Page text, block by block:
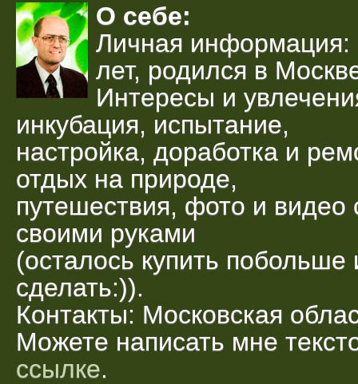
О себе:
Личная информация:
лет, родился в
Интересы и
инкубация, испытание,
настройка, доработка и
отдых на природе,
путешествия, фото и
своими руками
(осталось купить
сделать:)).
Контакты: Московская
Можете написать мне
ссылке.